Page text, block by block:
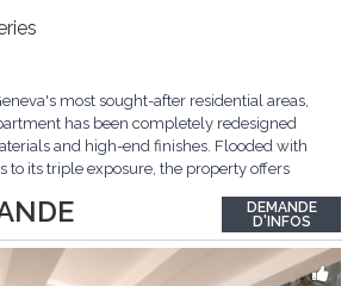
most sought-after residential areas,
has been completely redesigned
and high-end finishes. Flooded with
to its triple exposure, the property offers
reception areas, and a spacious terrace
and green...
DEMANDE
D'INFOS